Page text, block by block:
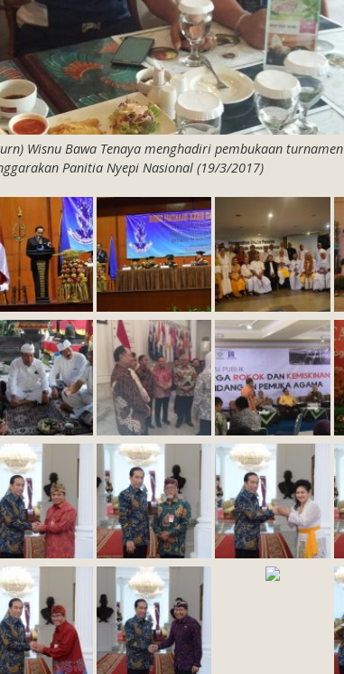
Wisnu Bawa Tenaya menghadiri pembukaan
Panitia Nyepi Nasional (19/3/2017)